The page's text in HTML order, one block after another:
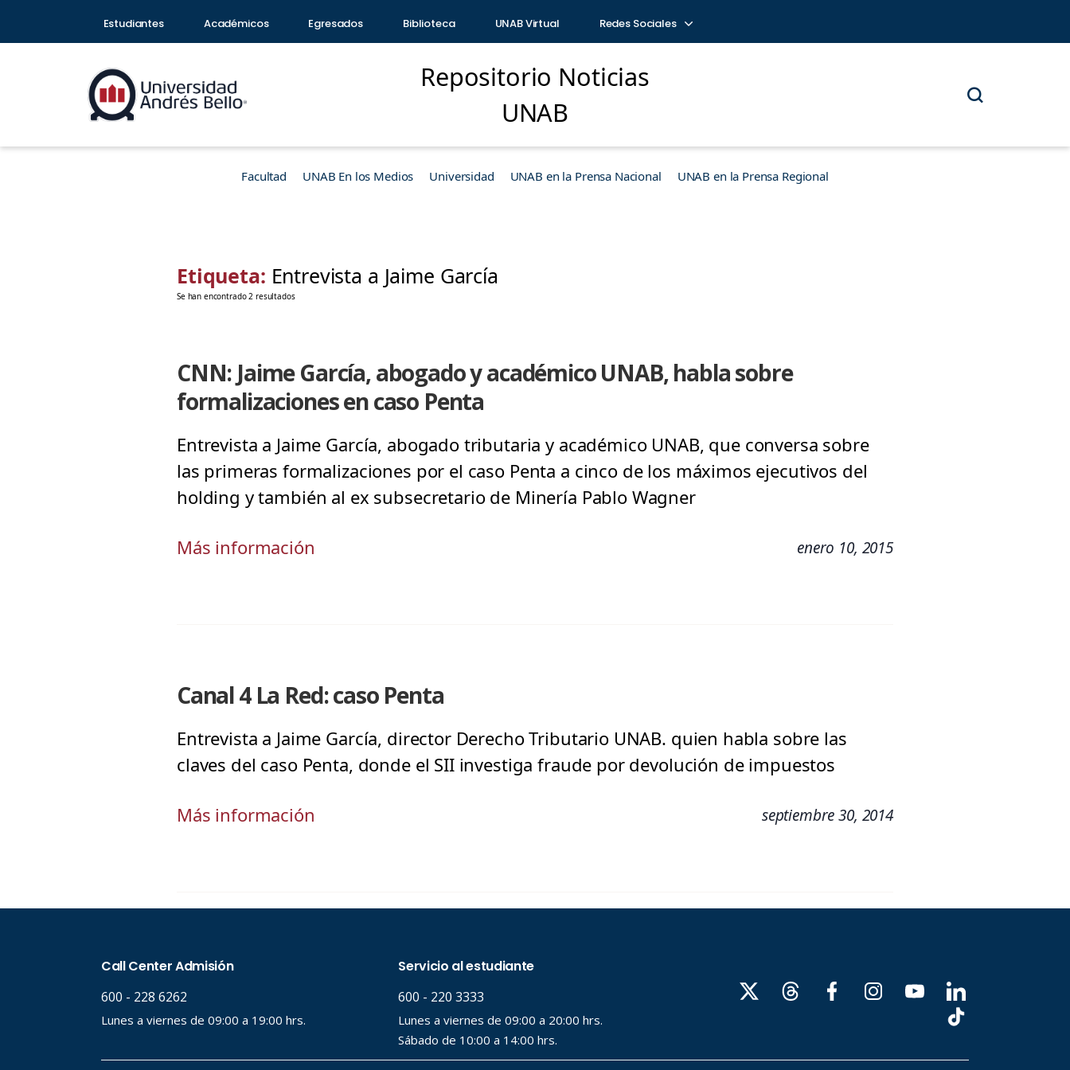
Estudiantes Académicos Egresados Biblioteca UNAB Virtual Redes Sociales
Repositorio Noticias
UNAB
Facultad UNAB En los Medios Universidad UNAB en la Prensa Nacional UNAB en la Prensa Regional
Etiqueta: Entrevista a Jaime García
Se han encontrado 2 resultados
CNN: Jaime García, abogado y académico UNAB, habla sobre
formalizaciones en caso Penta
Entrevista a Jaime García, abogado tributaria y académico UNAB, que conversa sobre
las primeras formalizaciones por el caso Penta a cinco de los máximos ejecutivos del
holding y también al ex subsecretario de Minería Pablo Wagner
Más información enero 10, 2015
Canal 4 La Red: caso Penta
Entrevista a Jaime García, director Derecho Tributario UNAB. quien habla sobre las
claves del caso Penta, donde el SII investiga fraude por devolución de impuestos
Más información septiembre 30, 2014